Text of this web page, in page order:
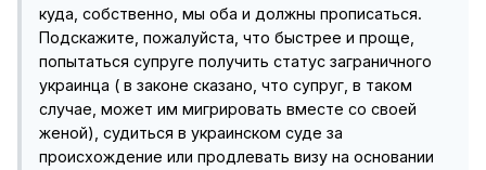
куда, собственно, мы оба и должны прописаться.
Подскажите, пожалуйста, что быстрее и проще,
попытаться супруге получить статус заграничного
украинца ( в законе сказано, что супруг, в таком
случае, может им мигрировать вместе со своей
женой), судиться в украинском суде за
происхождение или продлевать визу на основании